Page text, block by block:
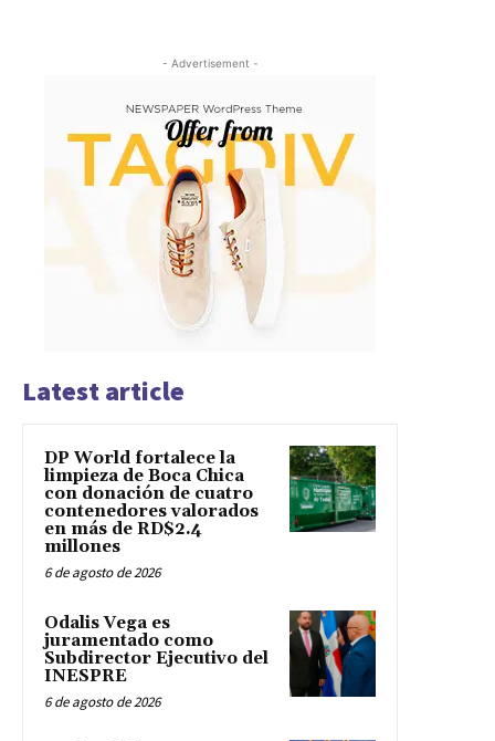
- Advertisement -
Latest article
DP World fortalece la
limpieza de Boca Chica
con donación de cuatro
contenedores valorados
en más de RD$2.4
millones
6 de agosto de 2026
Odalis Vega es
juramentado como
Subdirector Ejecutivo del
INESPRE
6 de agosto de 2026